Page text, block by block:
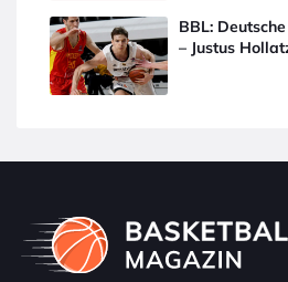
BBL:
– Justus